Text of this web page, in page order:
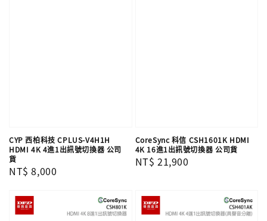
CYP 西柏科技 CPLUS-V4H1H
HDMI 4K 4進1出訊號切換器 公司
貨
Regular
NT$ 8,000
CoreSync 科信 CSH1601K HDMI
4K 16進1出訊號切換器 公司貨
Regular
NT$ 21,900